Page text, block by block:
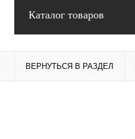
Каталог товаров
ВЕРНУТЬСЯ В РАЗДЕЛ